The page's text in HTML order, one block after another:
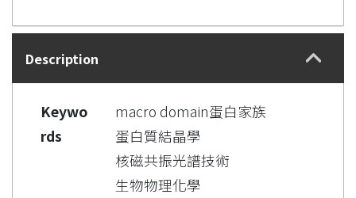
Description
Keywo
rds
macro domain蛋白家族
蛋白質結晶學
核磁共振光譜技術
生物物理化學